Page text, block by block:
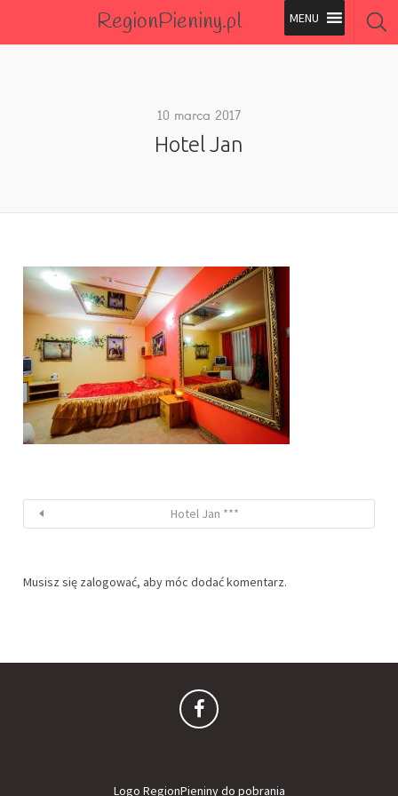
RegionPieniny.pl
10 marca 2017
Hotel Jan
Hotel Jan ***
Musisz się zalogować, aby móc dodać komentarz.
Logo RegionPieniny do pobrania